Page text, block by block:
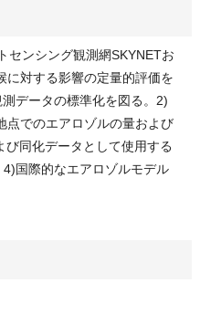
センシング観測網SKYNETお
に対する影響の定量的評価を
データの標準化を図る。2)
点でのエアロゾルの量および
同化データとして使用する
国際的なエアロゾルモデル